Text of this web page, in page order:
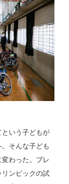
いう子どもが
そんな子ども
わった。プレ
ンピックの試